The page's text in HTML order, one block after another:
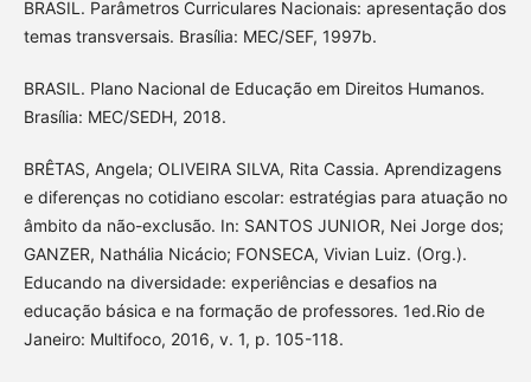
BRASIL. Parâmetros Curriculares Nacionais: apresentação dos
temas transversais. Brasília: MEC/SEF, 1997b.
BRASIL. Plano Nacional de Educação em Direitos Humanos.
Brasília: MEC/SEDH, 2018.
BRÊTAS, Angela; OLIVEIRA SILVA, Rita Cassia. Aprendizagens
e diferenças no cotidiano escolar: estratégias para atuação no
âmbito da não-exclusão. In: SANTOS JUNIOR, Nei Jorge dos;
GANZER, Nathália Nicácio; FONSECA, Vivian Luiz. (Org.).
Educando na diversidade: experiências e desafios na
educação básica e na formação de professores. 1ed.Rio de
Janeiro: Multifoco, 2016, v. 1, p. 105-118.